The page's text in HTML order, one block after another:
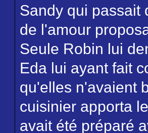
Sandy qui passait
de l'amour
Seule Robin lui
Eda lui ayant fait
qu'elles n'avaient
cuisinier apporta
avait été préparé